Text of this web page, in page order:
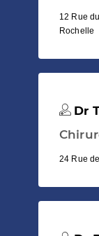
12 Rue
Rochelle
Dr
24 Rue